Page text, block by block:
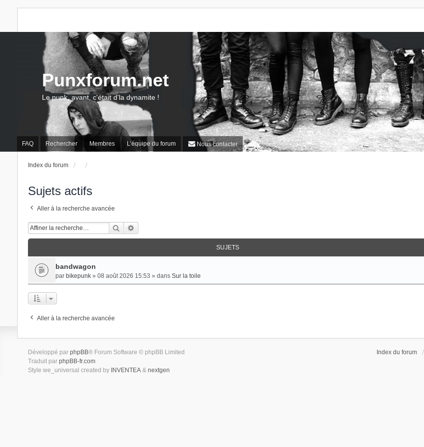
FAQ Rechercher Membres L’équipe du forum Nous contacter
Punxforum.net
Le punk, avant, c'était d'la dynamite !
Index du forum
Sujets actifs
Aller à la recherche avancée
Rechercher
SUJETS
bandwagon
par bikepunk» 08 août 2026 15:53 » dans Sur la toile
Aller à la recherche avancée
Index du forum
Développé par phpBB® Forum Software © phpBB Limited
Traduit par phpBB-fr.com
Style we_universal created by INVENTEA& nextgen